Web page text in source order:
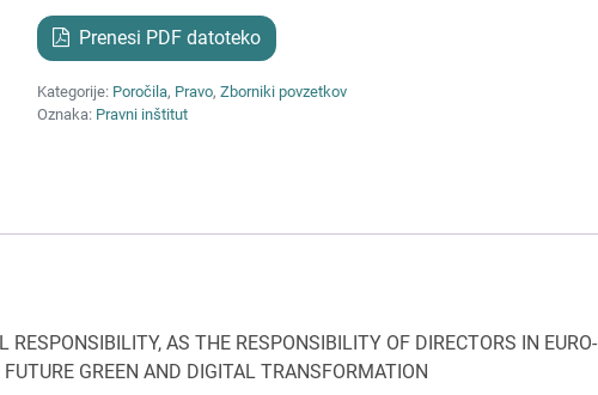
Prenesi PDF datoteko
Kategorije: Poročila, Pravo, Zborniki povzetkov
Oznaka: Pravni inštitut
AS THE RESPONSIBILITY OF DIRECTORS IN EURO-
GREEN AND DIGITAL TRANSFORMATION